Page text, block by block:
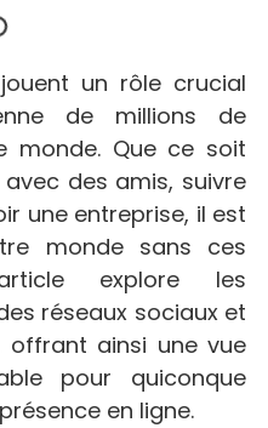
jouent un rôle crucial
de millions de
monde. Que ce soit
des amis, suivre
une entreprise, il est
monde sans ces
explore les
réseaux sociaux et
offrant ainsi une vue
pour quiconque
en ligne.